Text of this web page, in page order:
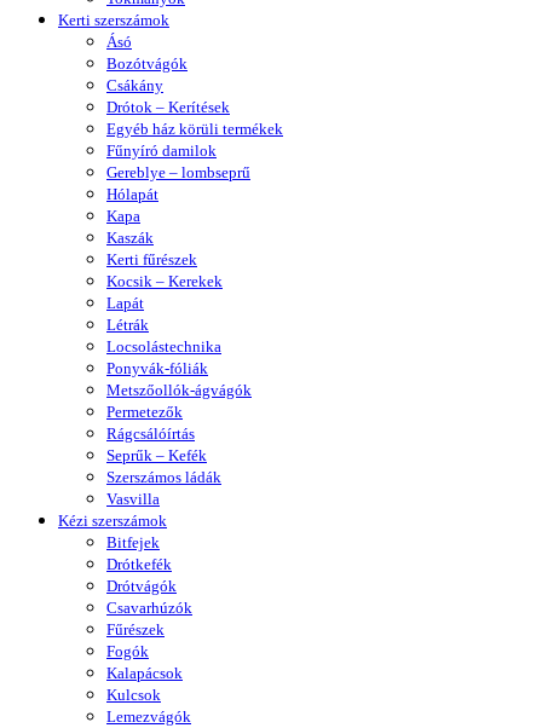
Kerti szerszámok
Ásó
Bozótvágók
Csákány
Drótok – Kerítések
Egyéb ház körüli termékek
Fűnyíró damilok
Gereblye – lombseprű
Hólapát
Kapa
Kaszák
Kerti fűrészek
Kocsik – Kerekek
Lapát
Létrák
Locsolástechnika
Ponyvák-fóliák
Metszőollók-ágvágók
Permetezők
Rágcsálóírtás
Seprűk – Kefék
Szerszámos ládák
Vasvilla
Kézi szerszámok
Bitfejek
Drótkefék
Drótvágók
Csavarhúzók
Fűrészek
Fogók
Kalapácsok
Kulcsok
Lemezvágók